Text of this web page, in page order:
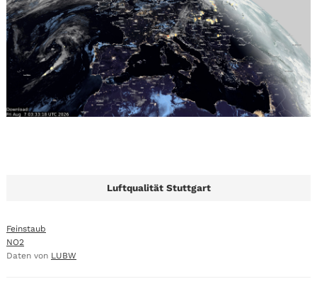
Luftqualität Stuttgart
Feinstaub
NO2
Daten von LUBW